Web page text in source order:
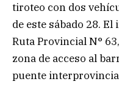
tiroteo con dos
de este sábado 28.
Ruta Provincial N°
zona de acceso al
puente